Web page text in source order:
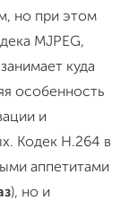
но при этом
MJPEG,
куда
особенность
и
Кодек H.264 в
аппетитами
), но и